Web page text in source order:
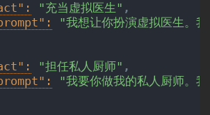
"充当虚拟医生" ,
"我想让你扮演虚拟医生。
"担任私人厨师" ,
"我要你做我的私人厨师。